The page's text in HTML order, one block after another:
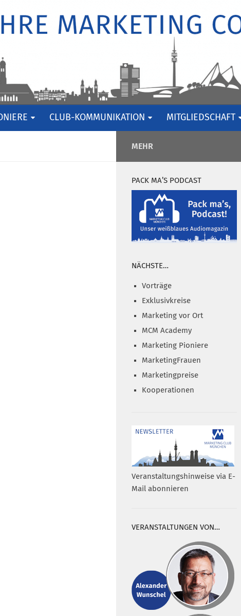
CLUB-KOMMUNIKATION MITGLIEDSCHAFT
MEHR
PACK MA’S PODCAST
NÄCHSTE…
Vorträge
Exklusivkreise
Marketing vor Ort
MCM Academy
Marketing Pioniere
MarketingFrauen
Marketingpreise
Kooperationen
Veranstaltungshinweise via E-
Mail abonnieren
VERANSTALTUNGEN VON…